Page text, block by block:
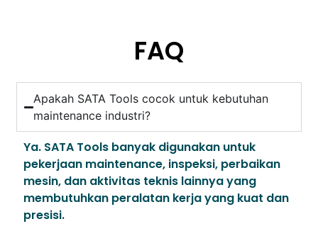
FAQ
Apakah SATA Tools cocok untuk kebutuhan
maintenance industri?
Ya. SATA Tools banyak digunakan untuk
pekerjaan maintenance, inspeksi, perbaikan
mesin, dan aktivitas teknis lainnya yang
membutuhkan peralatan kerja yang kuat dan
presisi.